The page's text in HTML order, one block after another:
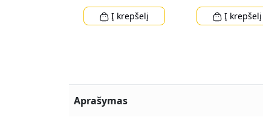
Į krepšelį Į krepšelį
Aprašymas